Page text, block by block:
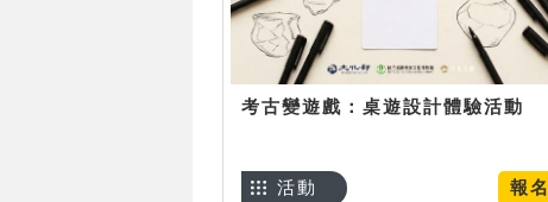
考古變遊戲：桌遊設計體驗活動
報名
活動